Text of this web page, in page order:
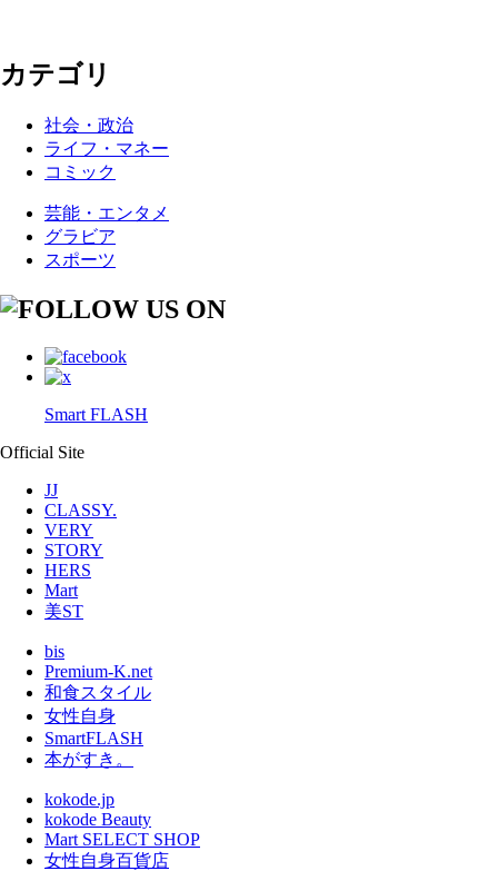
カテゴリ
社会・政治
ライフ・マネー
コミック
芸能・エンタメ
グラビア
スポーツ
Smart FLASH
Official Site
JJ
CLASSY.
VERY
STORY
HERS
Mart
美ST
bis
Premium-K.net
和食スタイル
女性自身
SmartFLASH
本がすき。
kokode.jp
kokode Beauty
Mart SELECT SHOP
女性自身百貨店